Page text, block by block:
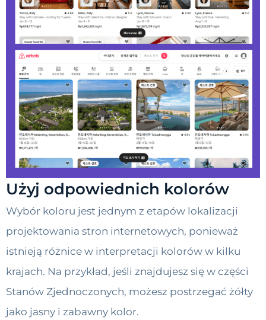
Użyj odpowiednich kolorów
Wybór koloru jest jednym z etapów lokalizacji
projektowania stron internetowych, ponieważ
istnieją różnice w interpretacji kolorów w kilku
krajach. Na przykład, jeśli znajdujesz się w części
Stanów Zjednoczonych, możesz postrzegać żółty
jako jasny i zabawny kolor.